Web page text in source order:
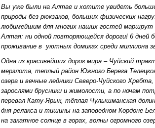
Вы уже были на Алтае и хотите увидеть
природы без рюкзаков, больших физических
любимейшим для многих наших гостей маршрут
Алтая: ни одной повторяющейся дороги! 6 дней
проживание в уютных домиках среди миллиона
Одна из красивейших дорог мира – Чуйский
мерзлота, теплый район Южного Берега
озера и вечные ледники Северо-Чуйского
зарослями брусники и жимолости, а по ночам
перевал Кату-Ярык, тёплая Чулышманская
дня релакса и тишины на заповедном Кордоне
на закатное солнце в горах, волны огромного